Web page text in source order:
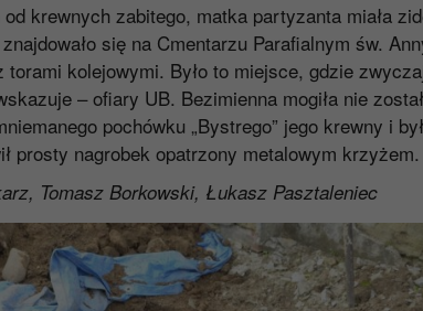
krewnych zabitego, matka partyzanta miała
się na Cmentarzu Parafialnym św.
kolejowymi. Było to miejsce, gdzie
– ofiary UB. Bezimienna mogiła nie
pochówku „Bystrego” jego krewny i
prosty nagrobek opatrzony metalowym krzyżem.
Tomasz Borkowski, Łukasz Pasztaleniec